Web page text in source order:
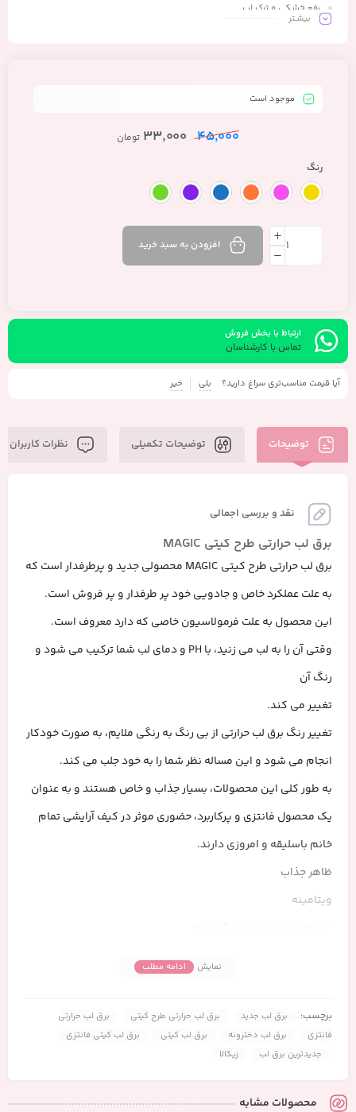
رفع خشکی و ترک لب
مرطوب کننده لب
بیشـتر
موجود است
45,000
33,000 تومان
رنگ
افزودن به سبد خرید
ارتباط با بخش فروش
تماس با کارشناسان
آیا قیمت مناسب‌تری سراغ دارید؟ بلی خیر
توضیحات توضیحات تکمیلی نظرات کاربران
نقد و بررسی اجمالی
برق لب حرارتی طرح کیتی MAGIC
برق لب حرارتی طرح کیتی MAGIC محصولی جدید و پرطرفدار است که
به علت عملکرد خاص و جادویی خود پر طرفدار و پر فروش است.
این محصول به علت فرمولاسیون خاصی که دارد معروف است.
وقتی آن را به لب می زنید، با PH و دمای لب شما ترکیب می شود و
رنگ آن
تغییر می کند.
تغییر رنگ برق لب حرارتی از بی رنگ به رنگی ملایم، به صورت خودکار
انجام می شود و این مساله نظر شما را به خود جلب می کند.
به طور کلی این محصولات، بسیار جذاب و خاص هستند و به عنوان
یک محصول فانتزی و پرکاربرد، حضوری موثر در کیف آرایشی تمام
خانم باسلیقه و امروزی دارند.
ظاهر جذاب
ویتامینه
رفع خشکی و ترک لب
مرطوب کننده لب
استفاده از برق لب، یک روش متداول در مراقبت از بافت و زیباسازی
نمایش ادامه مطلب
برچسب: برق لب جدید برق لب حرارتی طرح کیتی
برق لب حرارتی
فانتزی
برق لب دخترونه برق لب کیتی
برق لب کیتی فانتزی
جدیدترین برق لب
زیکالا
محصولات مشابه